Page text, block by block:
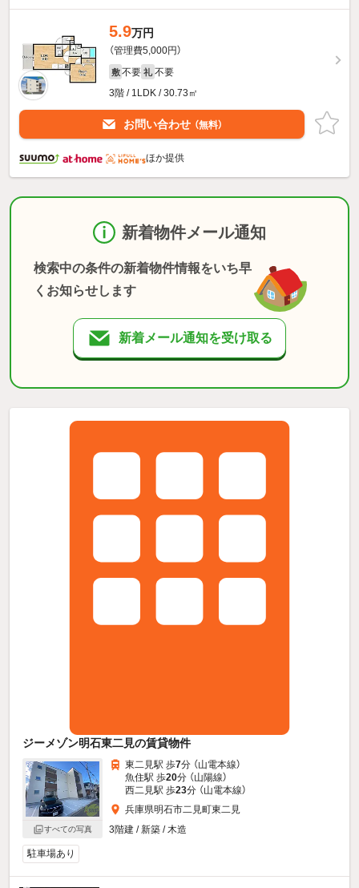
5.9万円
（管理費5,000円）
敷 不要 礼 不要
3階 / 1LDK / 30.73㎡
お問い合わせ （無料）
ほか提供
新着物件メール通知
検索中の条件の新着物件情報をいち早
くお知らせします
新着メール通知を受け取る
ジーメゾン明石東二見の賃貸物件
すべての写真
東二見駅 歩7分 （山電本線）
魚住駅 歩20分 （山陽線）
西二見駅 歩23分 （山電本線）
兵庫県明石市二見町東二見
3階建 / 新築 / 木造
駐車場あり